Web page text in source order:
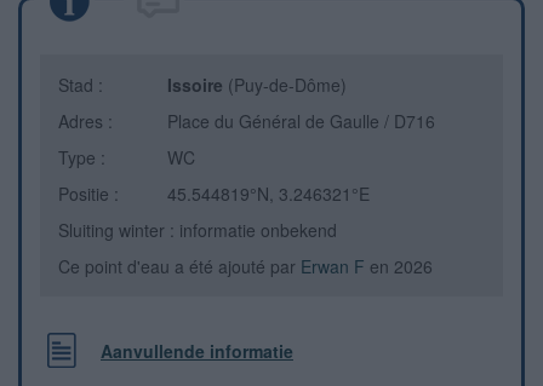
Stad : Issoire (Puy-de-Dôme)
Adres :
Place du Général de Gaulle / D716
Type :
WC
Positie :
45.544819°N, 3.246321°E
Sluiting winter : informatie onbekend
Ce point d'eau a été ajouté par Erwan F en 2026
Aanvullende informatie